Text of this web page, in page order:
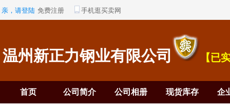
亲，请登陆 免费注册 手机逛买卖网
温州新正力钢业有限公司 【已
首页 公司简介 公司相册 现货库存 企